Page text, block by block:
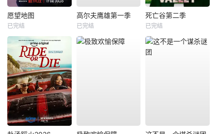
愿望地图
已完结
高尔夫鹰雄第一季
已完结
死亡谷第二季
已完结